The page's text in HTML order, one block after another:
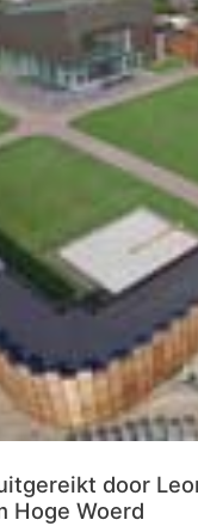
door
Hoge Woerd